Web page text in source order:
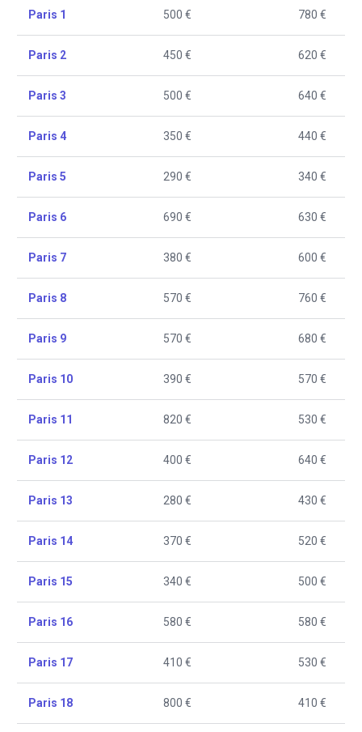
Paris 1 500 € 780 €
Paris 2 450 € 620 €
Paris 3 500 € 640 €
Paris 4 350 € 440 €
Paris 5 290 € 340 €
Paris 6 690 € 630 €
Paris 7 380 € 600 €
Paris 8 570 € 760 €
Paris 9 570 € 680 €
Paris 10 390 € 570 €
Paris 11 820 € 530 €
Paris 12 400 € 640 €
Paris 13 280 € 430 €
Paris 14 370 € 520 €
Paris 15 340 € 500 €
Paris 16 580 € 580 €
Paris 17 410 € 530 €
Paris 18 800 € 410 €